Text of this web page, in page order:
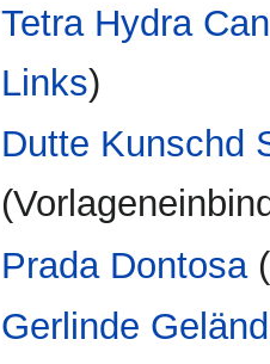
Tetra Hydra
Links)
Dutte Kunschd
Prada Dontosa
Gerlinde